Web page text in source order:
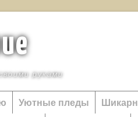
руками
Уютные пледы